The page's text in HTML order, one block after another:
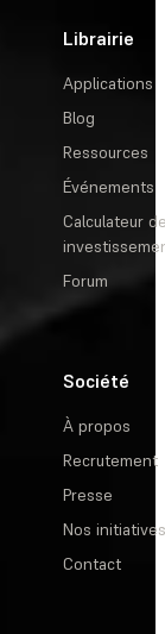
Librairie
Applications
Blog
Ressources
Événements
Calculateur
Forum
Société
À propos
Recrutement
Presse
Nos initiatives
Contact